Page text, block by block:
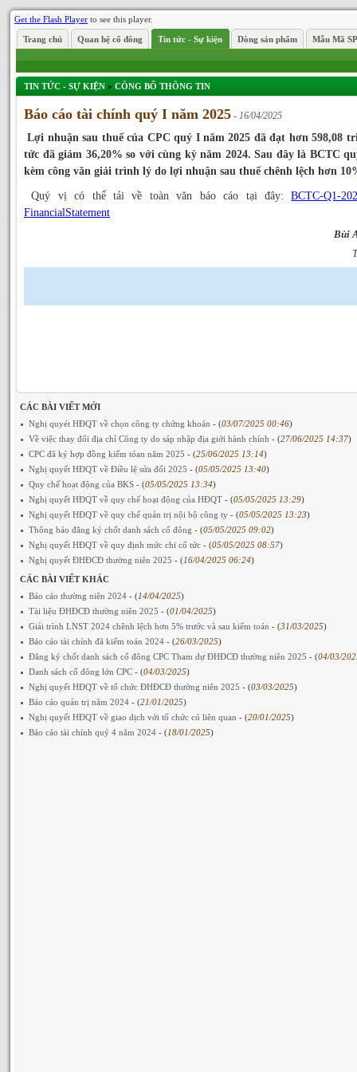
Get the Flash Player to see this player.
Trang chủ Quan hệ cổ đông Tin tức - Sự kiện Dòng sản phẩm Mẫu Mã SP
TIN TỨC - SỰ KIỆN » CÔNG BỐ THÔNG TIN
Báo cáo tài chính quý I năm 2025 - 16/04/2025
Lợi nhuận sau thuế của CPC quý I năm 2025 đã đạt hơn 598,08
tức đã giảm 36,20% so với cùng kỳ năm 2024. Sau đây là BCTC
kèm công văn giải trình lý do lợi nhuận sau thuế chênh lệch hơn
Quý vị có thể tải về toàn văn báo cáo tại đây:BCTC-Q1-
FinancialStatement
Bùi
CÁC BÀI VIẾT MỚI
Nghị quyét HĐQT về chọn công ty chứng khoán - (03/07/2025 00:46)
Về việc thay đổi địa chỉ Công ty do sáp nhập địa giới hành chính - (27/06/2025 14:37)
CPC đã ký hợp đồng kiểm tóan năm 2025 - (25/06/2025 13:14)
Nghị quyết HĐQT về Điều lệ sửa đổi 2025 - (05/05/2025 13:40)
Quy chế hoạt động của BKS - (05/05/2025 13:34)
Nghị quyết HĐQT về quy chế hoạt động của HĐQT - (05/05/2025 13:29)
Nghị quyết HĐQT về quy chế quản trị nội bộ công ty - (05/05/2025 13:23)
Thông báo đăng ký chốt danh sách cổ đông - (05/05/2025 09:02)
Nghị quyết HĐQT về quy định mức chi cổ tức - (05/05/2025 08:57)
Nghị quyết ĐHĐCĐ thường niên 2025 - (16/04/2025 06:24)
CÁC BÀI VIẾT KHÁC
Báo cáo thường niên 2024 - (14/04/2025)
Tài liệu ĐHĐCĐ thường niên 2025 - (01/04/2025)
Giải trình LNST 2024 chênh lệch hơn 5% trước và sau kiểm toán - (31/03/2025)
Báo cáo tài chính đã kiểm toán 2024 - (26/03/2025)
Đăng ký chốt danh sách cổ đông CPC Tham dự ĐHĐCĐ thường niên 2025 - (04/03/
Danh sách cổ đông lớn CPC - (04/03/2025)
Nghị quyết HĐQT về tổ chức ĐHĐCĐ thường niên 2025 - (03/03/2025)
Báo cáo quản trị năm 2024 - (21/01/2025)
Nghị quyết HĐQT về giao dịch với tổ chức có liên quan - (20/01/2025)
Báo cáo tài chính quý 4 năm 2024 - (18/01/2025)